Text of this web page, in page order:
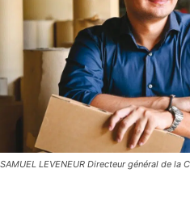
SAMUEL LEVENEUR Directeur général de la